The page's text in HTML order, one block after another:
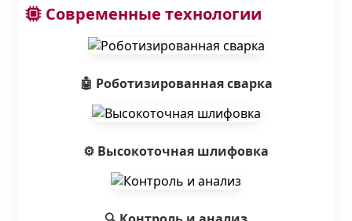
Современные технологии
🤖 Роботизированная сварка
⚙️ Высокоточная шлифовка